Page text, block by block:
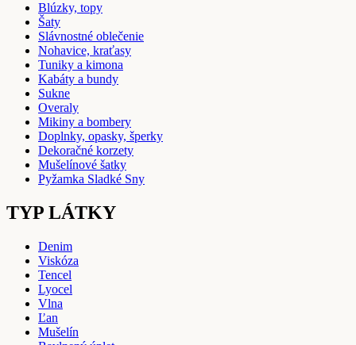
Blúzky, topy
Šaty
Slávnostné oblečenie
Nohavice, kraťasy
Tuniky a kimona
Kabáty a bundy
Sukne
Overaly
Mikiny a bombery
Doplnky, opasky, šperky
Dekoračné korzety
Mušelínové šatky
Pyžamka Sladké Sny
TYP LÁTKY
Denim
Viskóza
Tencel
Lyocel
Vlna
Ľan
Mušelín